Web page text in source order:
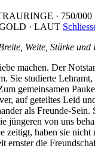
· 750/000
· LAUT
Weite, Stärke und
machen. Der
Sie studierte Lehramt,
gemeinsamen
auf geteiltes Leid
als Freunde-Sein.
jüngeren von uns
zeitigt, haben sie nicht
ernster die